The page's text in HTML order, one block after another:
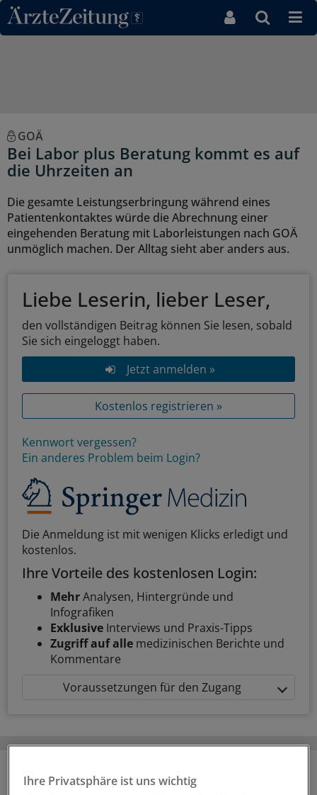
Direkt zum Inhaltsbereich
GOÄ
Bei Labor plus Beratung kommt es auf
die Uhrzeiten an
Die gesamte Leistungserbringung während eines
Patientenkontaktes würde die Abrechnung einer
eingehenden Beratung mit Laborleistungen nach GOÄ
unmöglich machen. Der Alltag sieht aber anders aus.
Liebe Leserin, lieber Leser,
den vollständigen Beitrag können Sie lesen, sobald
Sie sich eingeloggt haben.
Jetzt anmelden »
Kostenlos registrieren »
Kennwort vergessen?
Ein anderes Problem beim Login?
Die Anmeldung ist mit wenigen Klicks erledigt und
kostenlos.
Ihre Vorteile des kostenlosen Login:
MehrAnalysen, Hintergründe und
Infografiken
Exklusive Interviews und Praxis-Tipps
Zugriff auf alle medizinischen Berichte und
Kommentare
Voraussetzungen für den Zugang
Ihre Privatsphäre ist uns wichtig